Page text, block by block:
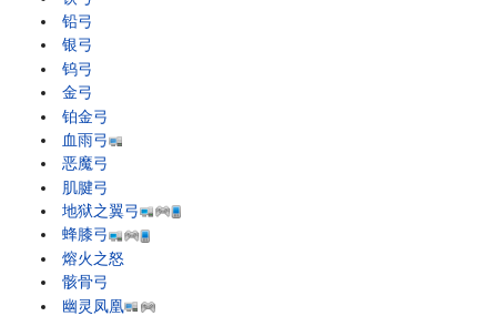
铅弓
银弓
钨弓
金弓
铂金弓
血雨弓
恶魔弓
肌腱弓
地狱之翼弓
蜂膝弓
熔火之怒
骸骨弓
幽灵凤凰